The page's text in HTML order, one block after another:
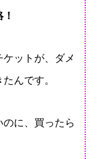
ットが、ダメ
んです。
に、買ったら